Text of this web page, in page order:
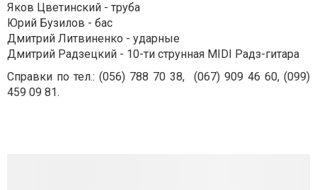
Яков Цветинский - труба
Юрий Бузилов - бас
Дмитрий Литвиненко - ударные
Дмитрий Радзецкий - 10-ти струнная MIDI Радз-гитара
Справки по тел.: (056) 788 70 38, (067) 909 46 60, (099)
459 09 81.